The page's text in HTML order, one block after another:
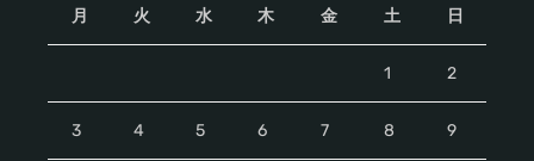
月
火 水 木 金 土 日
1 2
3 4 5 6 7 8 9